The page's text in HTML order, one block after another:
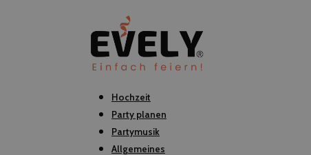
Hochzeit
Party planen
Partymusik
Allgemeines